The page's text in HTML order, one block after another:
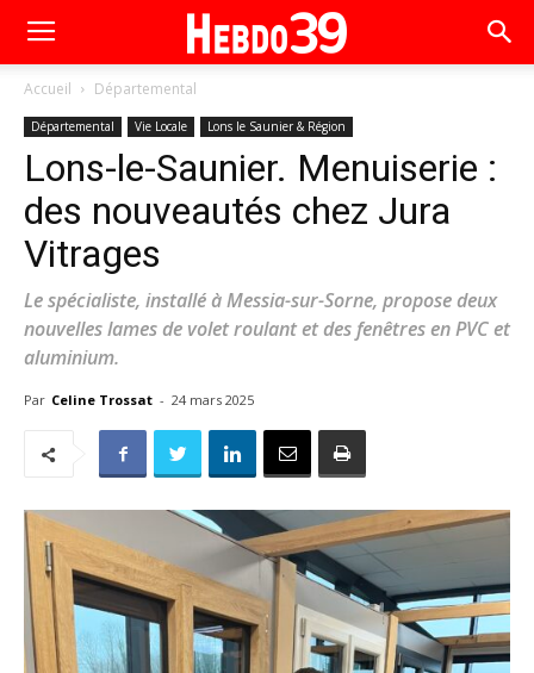
Accueil Départemental
Départemental Vie Locale Lons le Saunier & Région
Lons-le-Saunier. Menuiserie :
des nouveautés chez Jura
Vitrages
Le spécialiste, installé à Messia-sur-Sorne, propose deux
nouvelles lames de volet roulant et des fenêtres en PVC et
aluminium.
Par Celine Trossat - 24 mars 2025